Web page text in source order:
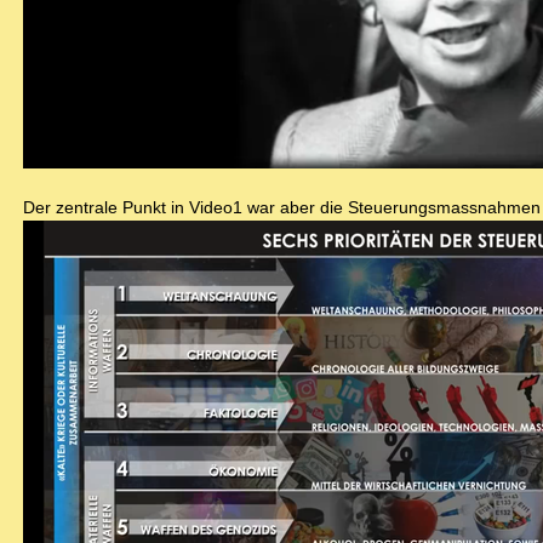
Der zentrale Punkt in Video1 war aber die